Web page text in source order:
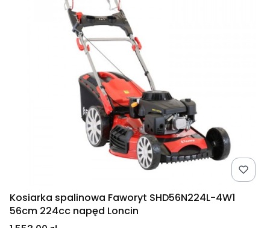
Kosiarka spalinowa Faworyt SHD56N224L-4W1
56cm 224cc napęd Loncin